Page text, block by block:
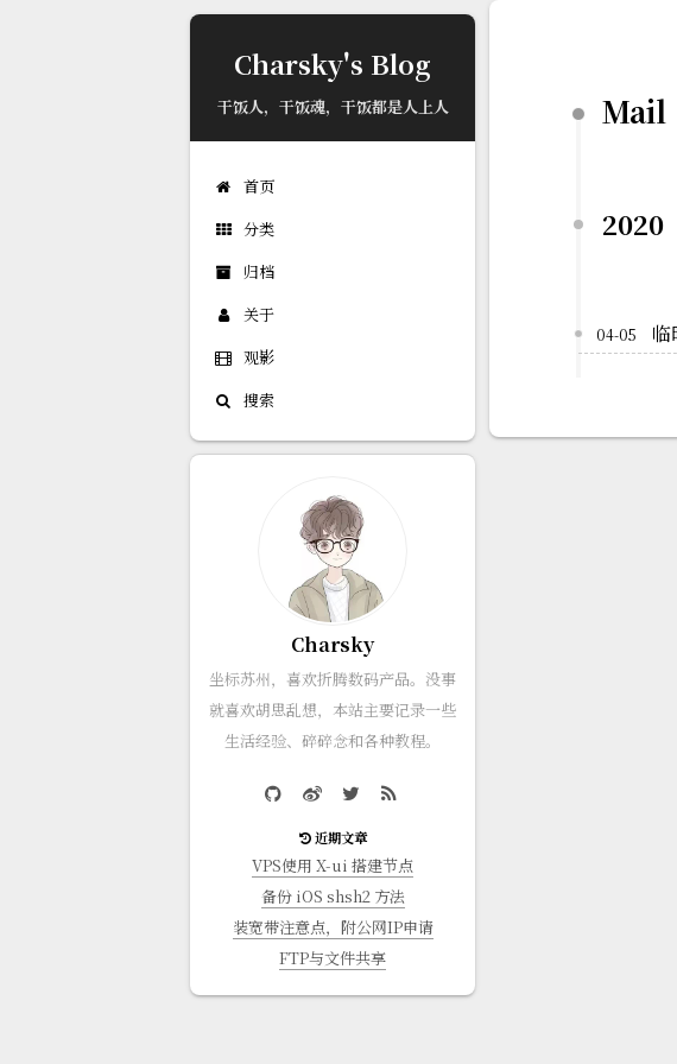
Charsky's Blog
干饭人，干饭魂，干饭都是人上人
首页
分类
归档
关于
观影
搜索
Mail
2020
04-05 临
Charsky
坐标苏州，喜欢折腾数码产品。没事
就喜欢胡思乱想，本站主要记录一些
生活经验、碎碎念和各种教程。
近期文章
VPS使用 X-ui 搭建节点
备份 iOS shsh2 方法
装宽带注意点，附公网IP申请
FTP与文件共享